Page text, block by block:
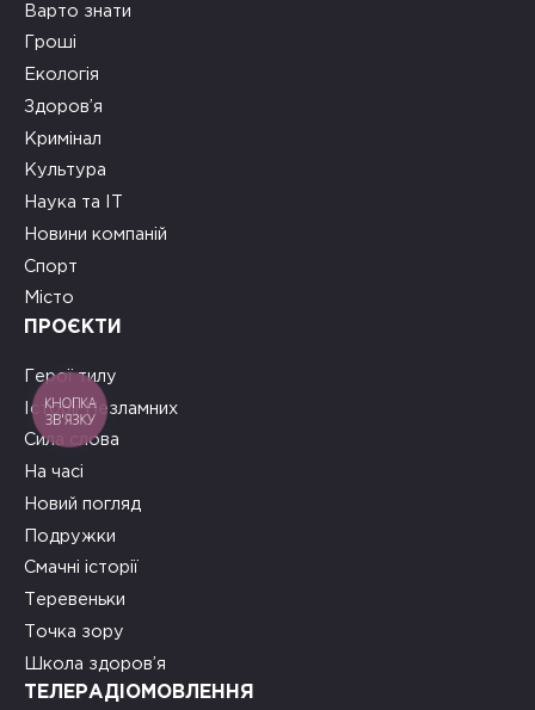
Варто знати
Гроші
Екологія
Здоров’я
Кримінал
Культура
Наука та ІТ
Новини компаній
Спорт
Місто
ПРОЄКТИ
Герої тилу
Історії Незламних
Сила слова
На часі
Новий погляд
Подружки
Смачні історії
Теревеньки
Точка зору
Школа здоров’я
ТЕЛЕРАДІОМОВЛЕННЯ
КНОПКА
ЗВ'ЯЗКУ